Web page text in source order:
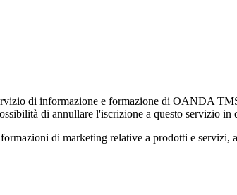
di informazione e formazione di OANDA
di annullare l'iscrizione a questo servizio in
di marketing relative a prodotti e servizi,